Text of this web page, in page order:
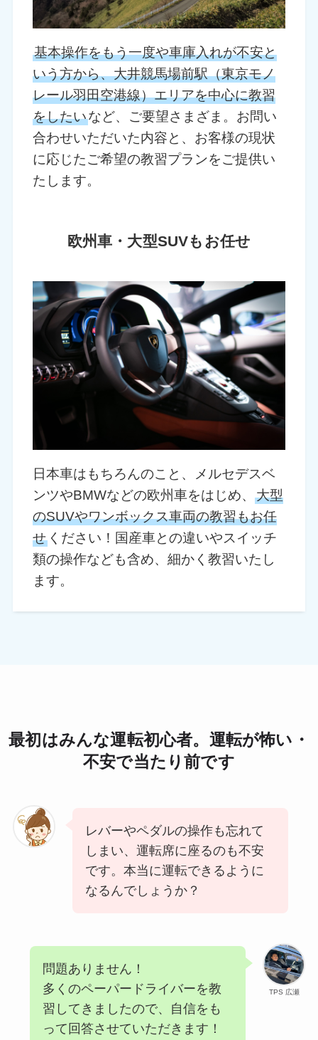
基本操作をもう一度や車庫入れが不安と
いう方から、大井競馬場前駅（東京モノ
レール羽田空港線）エリアを中心に教習
をしたいなど、ご要望さまざま。お問い
合わせいただいた内容と、お客様の現状
に応じたご希望の教習プランをご提供い
たします。
欧州車・大型SUVもお任せ
日本車はもちろんのこと、メルセデスベ
ンツやBMWなどの欧州車をはじめ、大型
のSUVやワンボックス車両の教習もお任
せ ください！国産車との違いやスイッチ
類の操作なども含め、細かく教習いたし
ます。
最初はみんな運転初心者。運転が怖い・
不安で当たり前です
レバーやペダルの操作も忘れて
しまい、運転席に座るのも不安
です。本当に運転できるように
なるんでしょうか？
TPS 広瀬
問題ありません！
多くのペーパードライバーを教
習してきましたので、自信をも
って回答させていただきます！